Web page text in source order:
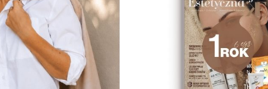
Ginekologia estetyczna
Redakcja - 3 września 2014 0